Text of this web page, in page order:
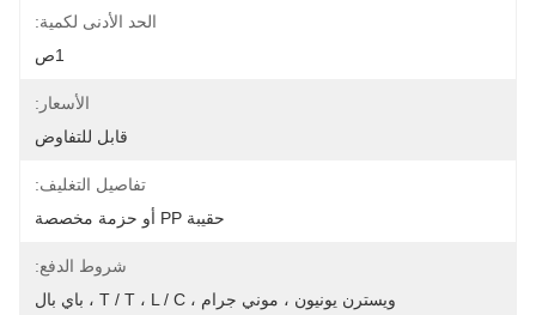
الحد الأدنى لكمية:
1ص
الأسعار:
قابل للتفاوض
تفاصيل التغليف:
حقيبة PP أو حزمة مخصصة
شروط الدفع:
ويسترن يونيون ، موني جرام ، T / T ، L / C ، باي بال